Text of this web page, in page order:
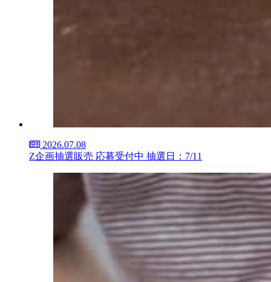
2026.07.08
Z企画抽選販売 応募受付中 抽選日：7/11